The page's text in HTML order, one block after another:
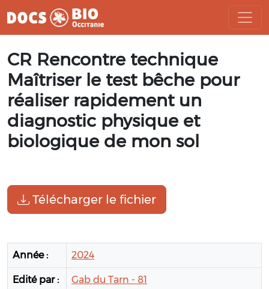
au
contenu
CR Rencontre technique
Maîtriser le test bêche pour
réaliser rapidement un
diagnostic physique et
biologique de mon sol
Télécharger le fichier
Année : 2024
Edité par : Gab du Tarn - 81